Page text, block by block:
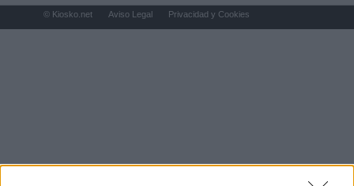
© Kiosko.net Aviso Legal Privacidad y Cookies